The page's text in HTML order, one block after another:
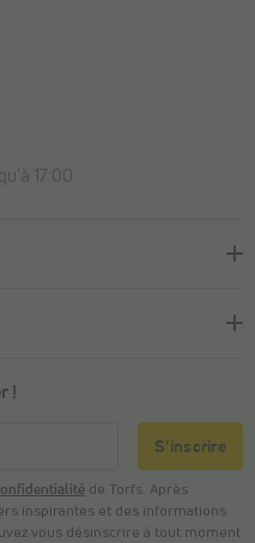
17:00
!
S'inscrire
de Torfs. Après
inspirantes et des informations
vous désinscrire à tout moment